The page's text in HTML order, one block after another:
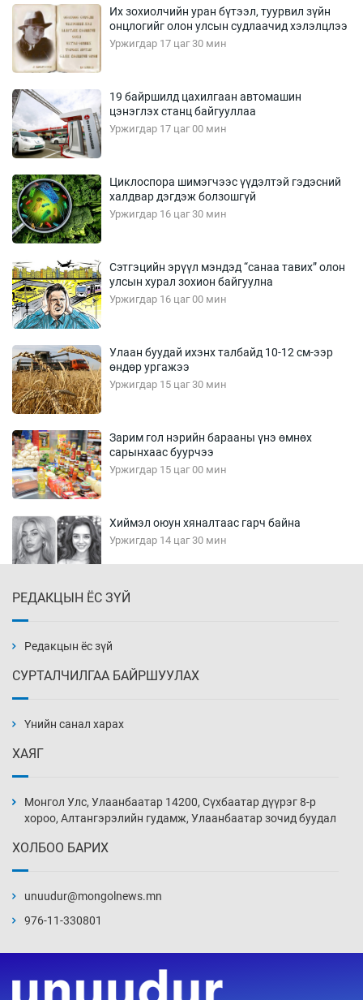
Их зохиолчийн уран бүтээл, туурвил зүйн
онцлогийг олон улсын судлаачид хэлэлцлээ
Уржигдар 17 цаг 30 мин
19 байршилд цахилгаан автомашин
цэнэглэх станц байгууллаа
Уржигдар 17 цаг 00 мин
Циклоспора шимэгчээс үүдэлтэй гэдэсний
халдвар дэгдэж болзошгүй
Уржигдар 16 цаг 30 мин
Сэтгэцийн эрүүл мэндэд “санаа тавих” олон
улсын хурал зохион байгуулна
Уржигдар 16 цаг 00 мин
Улаан буудай ихэнх талбайд 10-12 см-ээр
өндөр ургажээ
Уржигдар 15 цаг 30 мин
Зарим гол нэрийн барааны үнэ өмнөх
сарынхаас буурчээ
Уржигдар 15 цаг 00 мин
Хиймэл оюун хяналтаас гарч байна
Уржигдар 14 цаг 30 мин
Уржигдар 14 цаг 00 мин
нэмэгджээ
Уржигдар 13 цаг 30 мин
Уржигдар 13 цаг 00 мин
Уржигдар 12 цаг 30 мин
РЕДАКЦЫН ЁС ЗҮЙ
Редакцын ёс зүй
СУРТАЛЧИЛГАА БАЙРШУУЛАХ
Үнийн санал харах
ХАЯГ
Монгол Улс, Улаанбаатар 14200, Сүхбаатар дүүрэг 8-р
хороо, Алтангэрэлийн гудамж, Улаанбаатар зочид буудал
ХОЛБОО БАРИХ
unuudur@mongolnews.mn
976-11-330801